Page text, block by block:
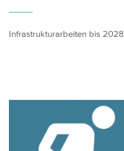
Infrastrukturarbeiten bis 2028